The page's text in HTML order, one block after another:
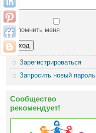
Запомнить меня
Зарегистрироваться
Запросить новый пароль
Сообщество
рекомендует!